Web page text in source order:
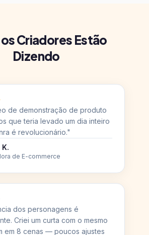
Dizendo
de demonstração de produto
que teria levado um dia inteiro
é revolucionário."
K.
de E-commerce
dos personagens é
Criei um curta com o mesmo
em 8 cenas — poucos ajustes
"